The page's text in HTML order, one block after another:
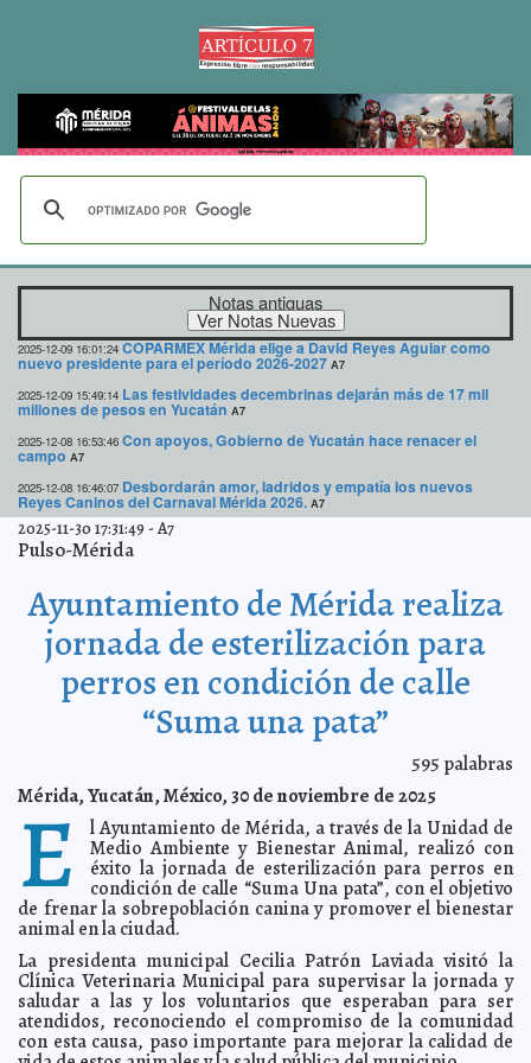
Notas antiguas
2025-12-09 16:01:24 COPARMEX Mérida elige a David Reyes Aguiar como
nuevo presidente para el período 2026-2027 A7
2025-12-09 15:49:14 Las festividades decembrinas dejarán más de 17 mil
millones de pesos en Yucatán A7
2025-12-08 16:53:46 Con apoyos, Gobierno de Yucatán hace renacer el
campo A7
2025-12-08 16:46:07 Desbordarán amor, ladridos y empatía los nuevos
Reyes Caninos del Carnaval Mérida 2026. A7
2025-12-08 16:33:19 Orienta IMSS Yucatán sobre el riesgo a la salud por
consumo excesivo de bebidas azucaradas y alimentos procesados.
Patrimonio, con profundas reflexiones. A7
2025-12-08 16:23:03 Con acciones que transforman vidas, Yucatán
acompaña el retorno seguro de menores a sus familias. A7
Autorizan horario especial para venta de alcohol en
Yucatán A7
Hoteles del oriente fortalecen sistema de información
Sismos de baja intensidad, sin riesgo para la población
2025-12-08 10:07:06 La Caravana Navideña de Sociedad Valiente: un camino
que se llena de sonrisas A7
2025-12-06 20:33:34 UADY recomienda prevenir sobrecargas eléctricas en
el hogar durante fiestas decembrinasA7
2025-12-06 20:30:08 Yucatán continúa haciendo frente al gusano
barrenador del ganado A7
2025-12-06 20:26:15 Renace la identidad maya con apoyo a grupos y
parteras A7
2025-12-06 20:21:26 Roban equipo, huyen… pero no llegaron lejos: policía
de Umán los asegura. A7
2025-12-06 19:39:53 Umán enciende la magia de la Navidad con una noche
llena de luz, emociones y familias unidas A7
2025-11-30 17:31:49 -A7
Pulso-Mérida
Ayuntamiento de Mérida realiza
jornada de esterilización para
perros en condición de calle
“Suma una pata”
595 palabras
Mérida, Yucatán, México, 30 de noviembre de 2025
E l Ayuntamiento de Mérida, a través de la Unidad de
Medio Ambiente y Bienestar Animal, realizó con
éxito la jornada de esterilización para perros en
condición de calle “Suma Una pata”, con el objetivo
de frenar la sobrepoblación canina y promover el bienestar
animal en la ciudad.
La presidenta municipal Cecilia Patrón Laviada visitó la
Clínica Veterinaria Municipal para supervisar la jornada y
saludar a las y los voluntarios que esperaban para ser
atendidos, reconociendo el compromiso de la comunidad
con esta causa, paso importante para mejorar la calidad de